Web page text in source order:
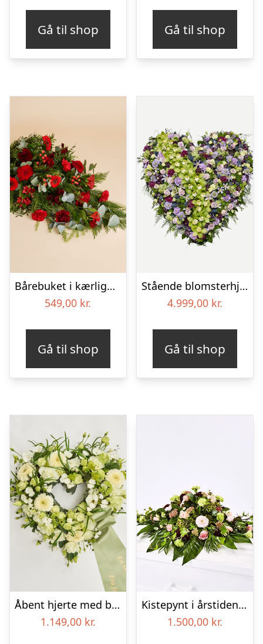
Gå til shop Gå til shop
Bårebuket i kærlighedens farver
549,00 kr.
Gå til shop
Stående blomsterhjerte – Et eksklusivt farvel
4.999,00 kr.
Gå til shop
Åbent hjerte med bånd – Floristens kreative valg
1.149,00 kr.
Kistepynt i årstidens blomster – Blomster til begravelse
1.500,00 kr.